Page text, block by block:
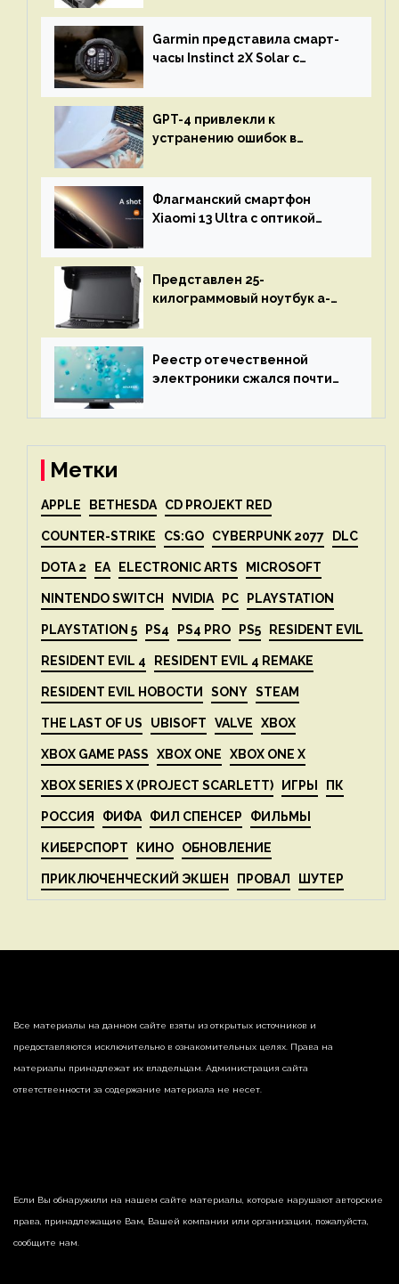
Garmin представила смарт-
часы Instinct 2X Solar с
GPT-4 привлекли к
устранению ошибок в
остановится до полного
восстановления кода и
объяснит, что пошло не так
Флагманский смартфон
Xiaomi 13 Ultra с оптикой
представят 18 апреля
Представлен 25-
килограммовый ноутбук a-
до 3 Тбайт DDR5 и шесть
дисплеев
Реестр отечественной
электроники сжался почти
Метки
APPLE BETHESDA CD PROJEKT RED
COUNTER-STRIKE CS:GO CYBERPUNK 2077 DLC
DOTA 2 EA ELECTRONIC ARTS MICROSOFT
NINTENDO SWITCH NVIDIA PC PLAYSTATION
PLAYSTATION 5 PS4 PS4 PRO PS5 RESIDENT EVIL
RESIDENT EVIL 4 RESIDENT EVIL 4 REMAKE
RESIDENT EVIL НОВОСТИ SONY STEAM
THE LAST OF US UBISOFT VALVE XBOX
XBOX GAME PASS XBOX ONE XBOX ONE X
XBOX SERIES X (PROJECT SCARLETT) ИГРЫ ПК
РОССИЯ ФИФА ФИЛ СПЕНСЕР ФИЛЬМЫ
КИБЕРСПОРТ КИНО ОБНОВЛЕНИЕ
ПРИКЛЮЧЕНЧЕСКИЙ ЭКШЕН ПРОВАЛ ШУТЕР
Все материалы на данном сайте взяты из открытых источников и
предоставляются исключительно в ознакомительных целях. Права на
материалы принадлежат их владельцам. Администрация сайта
ответственности за содержание материала не несет.
Если Вы обнаружили на нашем сайте материалы, которые нарушают авторские
права, принадлежащие Вам, Вашей компании или организации, пожалуйста,
сообщите нам.